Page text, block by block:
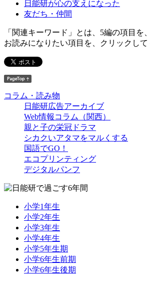
日能研が心の支えになった
友だち・仲間
「関連キーワード」とは、5編の項目を
お読みになりたい項目を、クリックして
コラム・読み物
日能研広告アーカイブ
Web情報コラム（関西）
親と子の栄冠ドラマ
シカクいアタマをマルくする
国語でGO！
エコプリンティング
デジタルパンフ
小学1年生
小学2年生
小学3年生
小学4年生
小学5年生期
小学6年生前期
小学6年生後期